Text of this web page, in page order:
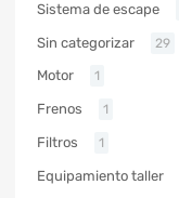
Sistema de escape
Sin categorizar 29
Motor 1
Frenos 1
Filtros 1
Equipamiento taller